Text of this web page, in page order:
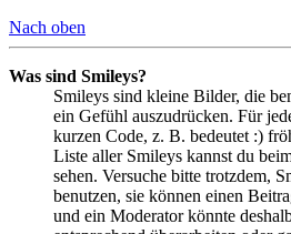
Nach oben
Was sind Smileys?
Smileys sind kleine Bilder, die
ein Gefühl auszudrücken. Für
kurzen Code, z. B. bedeutet :)
Liste aller Smileys kannst du
sehen. Versuche bitte trotzdem,
benutzen, sie können einen
und ein Moderator könnte